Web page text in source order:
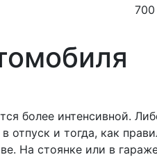
более интенсивной.
отпуск и тогда, как
На стоянке или в